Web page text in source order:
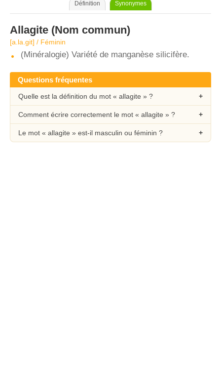
Définition Synonymes
Allagite (Nom commun)
[a.la.ɡit] / Féminin
(Minéralogie) Variété de manganèse silicifère.
Questions fréquentes
Quelle est la définition du mot « allagite » ?
Comment écrire correctement le mot « allagite » ?
Le mot « allagite » est-il masculin ou féminin ?